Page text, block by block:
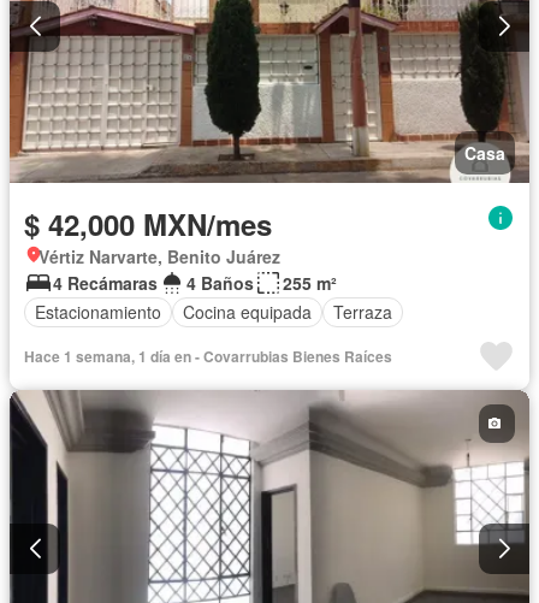
Casa
$ 42,000 MXN/mes
Vértiz Narvarte, Benito Juárez
4 Recámaras
4 Baños
255 m²
Estacionamiento
Cocina equipada Terraza
Hace 1 semana, 1 día en - Covarrubias Bienes Raíces